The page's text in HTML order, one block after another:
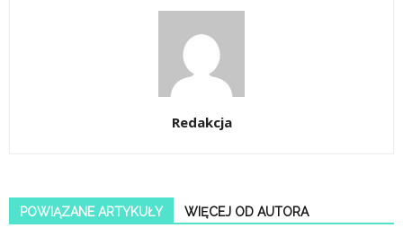
Redakcja
POWIĄZANE ARTYKUŁY WIĘCEJ OD AUTORA